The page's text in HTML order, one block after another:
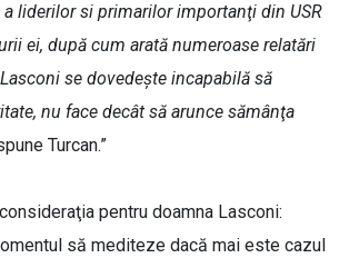
liderilor si primarilor importanţi din USR
ei, după cum arată numeroase relatări
se dovedeşte incapabilă să
nu face decât să arunce sămânţa
Turcan.”
pentru doamna Lasconi:
să mediteze dacă mai este cazul